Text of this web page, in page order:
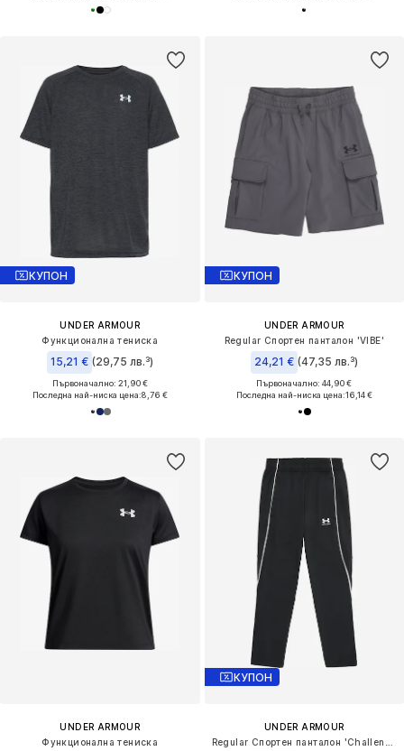
КУПОН
UNDER ARMOUR
Функционална тениска
15,21 € (29,75 лв.³)
Първоначално: 21,90 €
Последна най-ниска цена:8,76 €
КУПОН
UNDER ARMOUR
Regular Спортен панталон 'VIBE'
24,21 € (47,35 лв.³)
Първоначално: 44,90 €
Последна най-ниска цена:16,14 €
UNDER ARMOUR
Функционална тениска
КУПОН
UNDER ARMOUR